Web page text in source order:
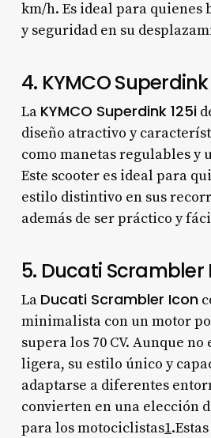
km/h. Es ideal para quienes
y seguridad en su
4. KYMCO Superdink
La KYMCO Superdink 125i
diseño atractivo y
como manetas regulables y
Este scooter es ideal para
estilo distintivo en sus
además de ser práctico y
5. Ducati Scrambler
La Ducati Scrambler Icon
minimalista con un motor
supera los 70 CV. Aunque
ligera, su estilo único y
adaptarse a diferentes
convierten en una elección
para los motociclistas1